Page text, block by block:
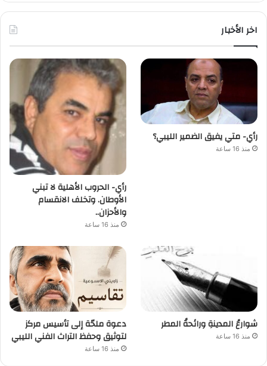
اخر الأخبار
رأي- متي يفيق الضمير الليبي؟
منذ 16 ساعة
رأي- الحروب الأهلية لا تبني
الأوطان. وتخلف الانقسام
والأحزان..
منذ 16 ساعة
شوارعُ المدينةِ ورائحةُ المطر
منذ 16 ساعة
دعوة ملحّة إلى تأسيس مركز
لتوثيق وحفظ التراث الفني الليبي
منذ 16 ساعة